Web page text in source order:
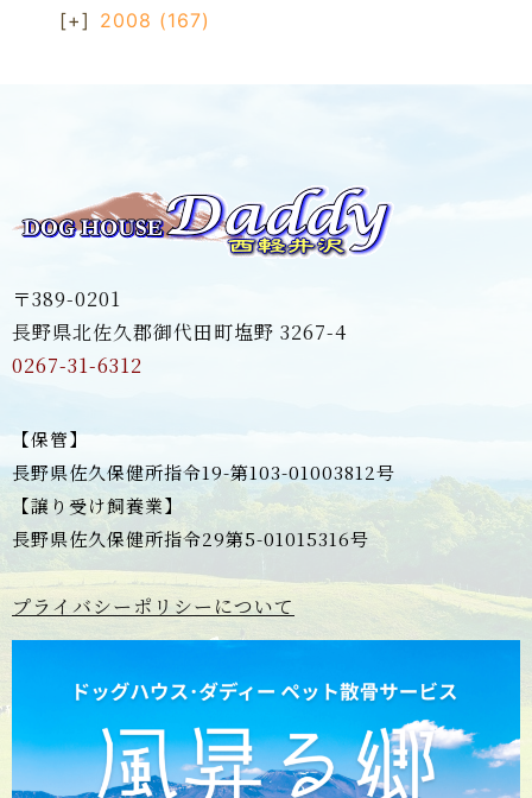
[+] 2008 (167)
〒389-0201
長野県北佐久郡御代田町塩野 3267-4
0267-31-6312
【保管】
長野県佐久保健所指令19-第103-01003812号
【譲り受け飼養業】
長野県佐久保健所指令29第5-01015316号
プライバシーポリシーについて